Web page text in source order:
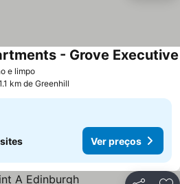
e limpo
- Grove Executive
km de Greenhill
Ver preços